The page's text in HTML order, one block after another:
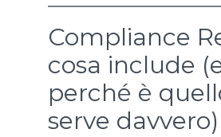
Compliance
cosa include
perché è
serve davvero)